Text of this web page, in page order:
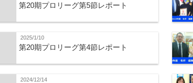
第20期プロリーグ第5節レポート
2025/1/10
第20期プロリーグ第4節レポート
2024/12/14